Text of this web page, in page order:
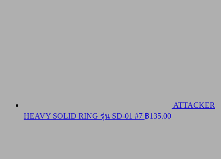
ATTACKER
HEAVY SOLID RING รุ่น SD-01 #7 ฿135.00